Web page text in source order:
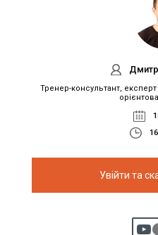
Тренер-консультант,
Увійти та